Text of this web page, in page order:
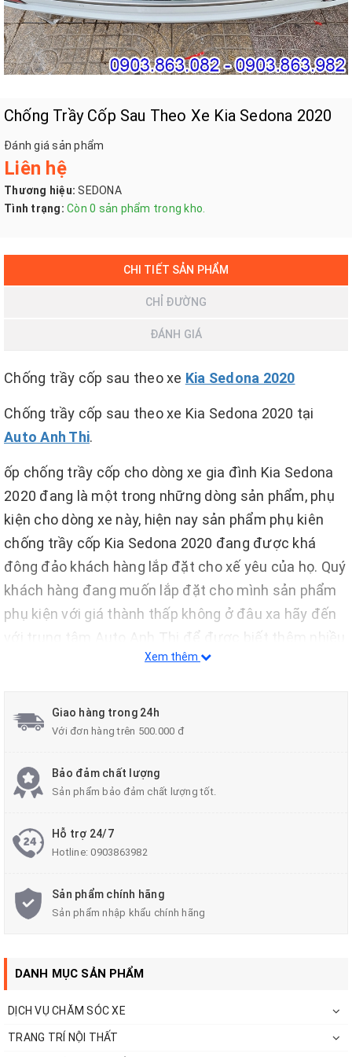
Chống Trầy Cốp Sau Theo Xe Kia Sedona 2020
Đánh giá sản phẩm
Liên hệ
Thương hiệu: SEDONA
Tình trạng: Còn 0 sản phẩm trong kho.
CHI TIẾT SẢN PHẨM
CHỈ ĐƯỜNG
ĐÁNH GIÁ
Chống trầy cốp sau theo xe Kia Sedona 2020
Chống trầy cốp sau theo xe Kia Sedona 2020 tại
Auto Anh Thi.
ốp chống trầy cốp cho dòng xe gia đình Kia Sedona
2020 đang là một trong những dòng sản phẩm, phụ
kiện cho dòng xe này, hiện nay sản phẩm phụ kiên
chống trầy cốp Kia Sedona 2020 đang được khá
đông đảo khách hàng lắp đặt cho xế yêu của họ. Quý
khách hàng đang muốn lắp đặt cho mình sản phẩm
phụ kiện với giá thành thấp không ở đâu xa hãy đến
với trung tâm Auto Anh Thi để được biết thêm nhiều
loại sản phẩm với giá cực kì ưu đãi và rẻ nhất thị
Tác Dụng.
xước gây mất tính thẩm mỹ cho xế yêu trong quá
trình dịch chuyển hàng hóa.
- Sản phẩm có thể giúp xe trở nên sáng hơn, mang
phong cách trẻ trung mạnh mẽ hơn, thể hiện đúng
phong cách của khách hàng.
Chất Liệu.
- Được làm từ inox cao cấp có 1-0-2 trên thế giới mà
không nơi nào có được.
- Sản phẩm hạn chế không bị bong tróc, hang rỉ dưới
tác động của mọi loại hình thời tiết.
Xem thêm
Giao hàng trong 24h
Với đơn hàng trên 500.000 đ
Bảo đảm chất lượng
Sản phẩm bảo đảm chất lượng tốt.
Hỗ trợ 24/7
Hotline:0903863982
Sản phẩm chính hãng
Sản phẩm nhập khẩu chính hãng
DANH MỤC SẢN PHẨM
DỊCH VỤ CHĂM SÓC XE
TRANG TRÍ NỘI THẤT